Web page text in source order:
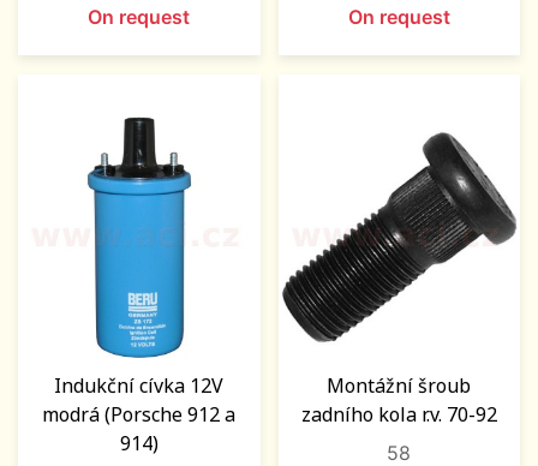
On request On request
Indukční cívka 12V
modrá (Porsche 912 a
914)
Montážní šroub
zadního kola r.v. 70-92
58